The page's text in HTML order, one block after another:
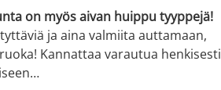
on myös aivan huippu tyyppejä!
ja aina valmiita auttamaan,
Kannattaa varautua henkisesti